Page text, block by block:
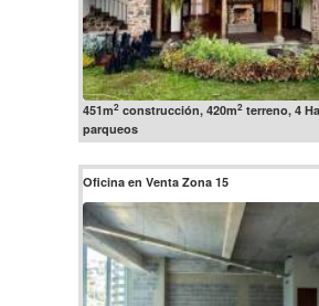
451m2construcción, 420m2terreno, 4
parqueos
Oficina en Venta Zona 15